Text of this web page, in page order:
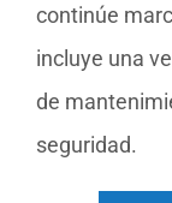
continúe
incluye una
de
seguridad.